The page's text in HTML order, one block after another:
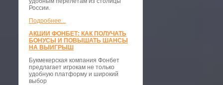
России.
Подробнее...
АКЦИИ ФОНБЕТ: КАК ПОЛУЧАТЬ
БОНУСЫ И ПОВЫШАТЬ ШАНСЫ
НА ВЫИГРЫШ
Букмекерская компания Фонбет
предлагает игрокам не только
удобную платформу и широкий
выбор